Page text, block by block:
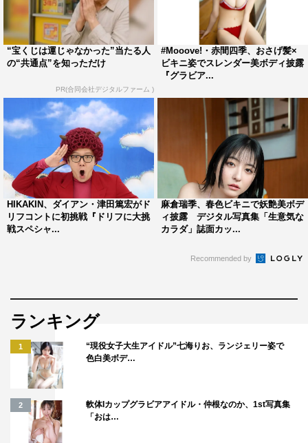
“宝くじは運じゃなかった”当たる人
の“共通点”を知っただけ
PR(合同会社デジタルファーム )
#Mooove!・赤間四季、おさげ髪×
ビキニ姿でスレンダー美ボディ披露
『グラビア...
HIKAKIN、ダイアン・津田篤宏がド
リフコントに初挑戦『ドリフに大挑
戦スペシャ...
麻倉瑞季、春色ビキニで妖艶美ボデ
ィ披露 デジタル写真集「生意気な
カラダ」誌面カッ...
Recommended by
ランキング
1
“現役女子大生アイドル”七海りお、ランジェリー姿で
色白美ボデ…
2
軟体Iカップグラビアアイドル・仲根なのか、1st写真集
「おは…